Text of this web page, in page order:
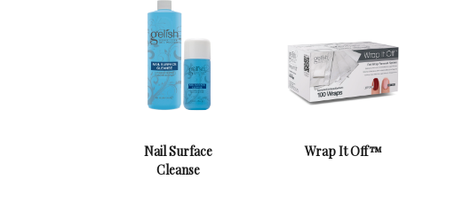
Nail Surface
Cleanse
Wrap It Off™